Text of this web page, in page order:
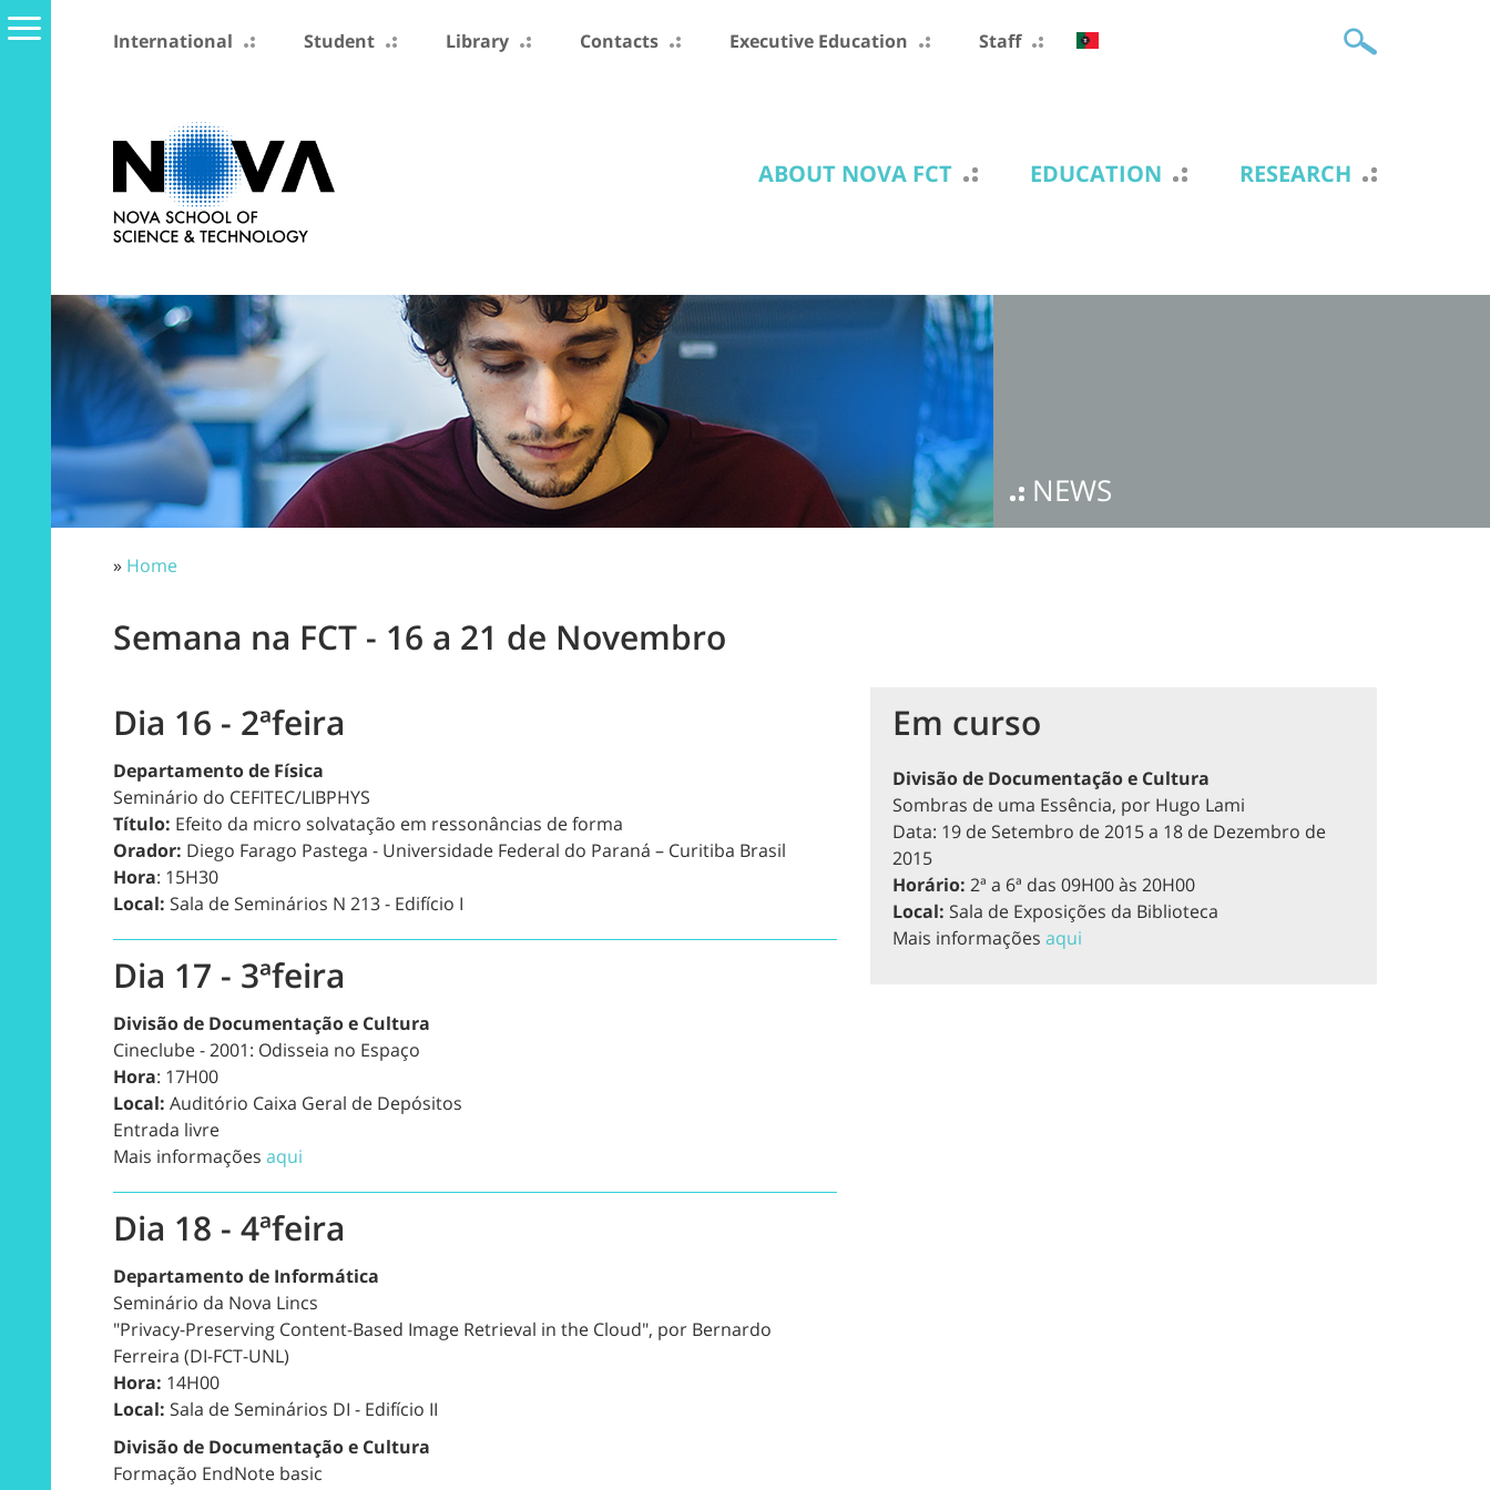
International Student Library Contacts Executive Education Staff
ABOUT NOVA FCT EDUCATION RESEARCH
NEWS
» Home
Semana na FCT - 16 a 21 de Novembro
Dia 16 - 2ªfeira
Departamento de Física
Seminário do CEFITEC/LIBPHYS
Título: Efeito da micro solvatação em ressonâncias de forma
Orador: Diego Farago Pastega - Universidade Federal do Paraná – Curitiba Brasil
Hora: 15H30
Local: Sala de Seminários N 213 - Edifício I
Dia 17 - 3ªfeira
Divisão de Documentação e Cultura
Cineclube - 2001: Odisseia no Espaço
Hora: 17H00
Local: Auditório Caixa Geral de Depósitos
Entrada livre
Mais informações aqui
Dia 18 - 4ªfeira
Departamento de Informática
Seminário da Nova Lincs
"Privacy-Preserving Content-Based Image Retrieval in the Cloud", por Bernardo
Ferreira (DI-FCT-UNL)
Hora: 14H00
Local: Sala de Seminários DI - Edifício II
Divisão de Documentação e Cultura
Formação EndNote basic
Em curso
Divisão de Documentação e Cultura
Sombras de uma Essência, por Hugo Lami
Data: 19 de Setembro de 2015 a 18 de Dezembro de
2015
Horário: 2ª a 6ª das 09H00 às 20H00
Local: Sala de Exposições da Biblioteca
Mais informações aqui